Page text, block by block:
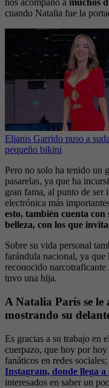
nos acompañó a muchos
cuando Natalia fue la
Elianis Garrido puso a
pequeño bikini
Pero no solo ha tenido un
pasarelas, ya que ha
gran fama, al punto de ser
electrónica más
esto, también cuenta
belleza, con los que
Sobre su vida personal
farándula nacional, ya
reconocido
tuvo una hija.
A Natalia París se
mostrando su
Es gracias a su trabajo en
cuerpazo, que hoy por
fanáticos en redes
Instagram, donde llega
interesados en saber un